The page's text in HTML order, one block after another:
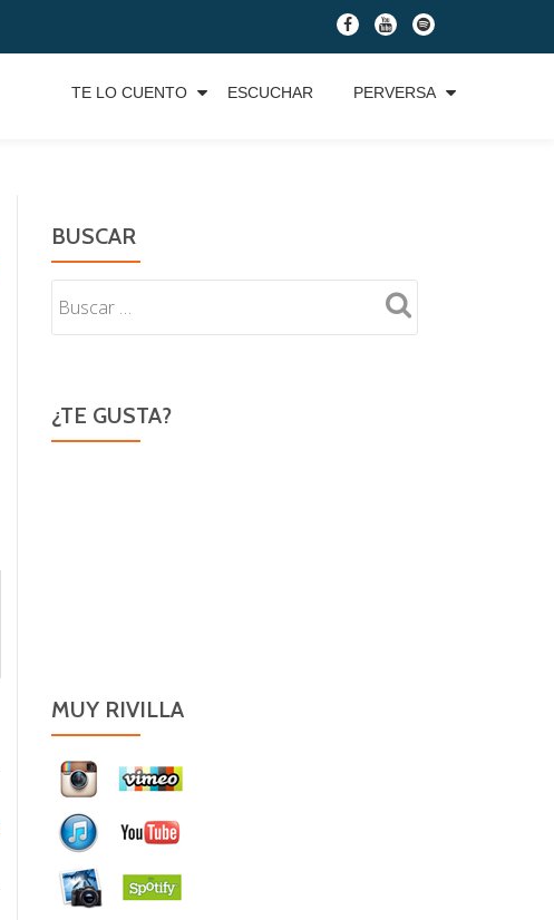
fa-
facebook
fa-
youtube
fa-
spotify
TE LO CUENTO ESCUCHAR PERVERSA
BUSCAR
¿TE GUSTA?
MUY RIVILLA